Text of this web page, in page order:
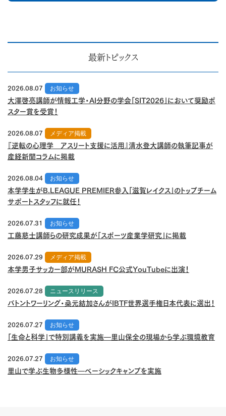
最新トピックス
2026.08.07
お知らせ
大澤啓亮講師が情報工学・AI分野の学会「SIT2026」において奨励ポ
スター賞を受賞！
2026.08.07
メディア掲載
『逆転の心理学 アスリート支援に活用』清水登大講師の執筆記事が
産経新聞コラムに掲載
2026.08.04
お知らせ
本学学生がB.LEAGUE PREMIER参入「滋賀レイクス」のトップチーム
サポートスタッフに就任！
2026.07.31
お知らせ
工藤慈士講師らの研究成果が「スポーツ産業学研究」に掲載
2026.07.29
メディア掲載
本学男子サッカー部がMURASH FC公式YouTubeに出演！
2026.07.28
ニュースリリース
バトントワーリング・桑元結加さんがIBTF世界選手権日本代表に選出！
2026.07.27
お知らせ
「生命と科学」で特別講義を実施―里山保全の現場から学ぶ環境教育
2026.07.27
お知らせ
里山で学ぶ生物多様性―ベーシックキャンプを実施